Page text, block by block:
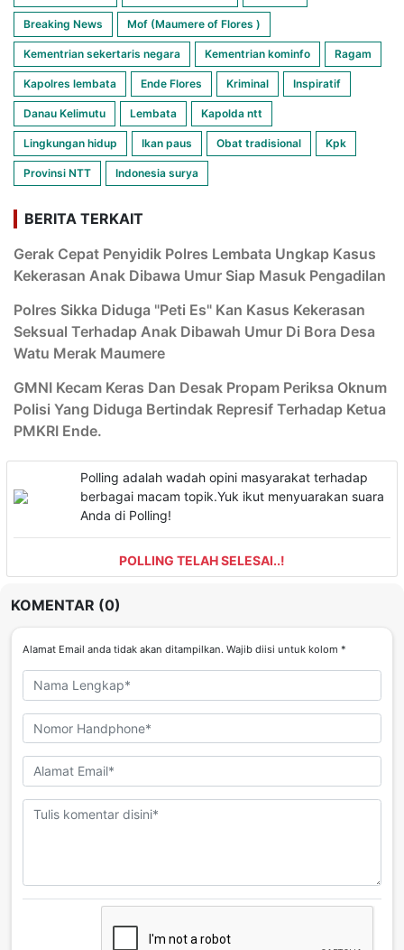
Breaking News Mof (Maumere of Flores )
Kementrian sekertaris negara Kementrian kominfo Ragam
Kapolres lembata Ende Flores Kriminal Inspiratif
Danau Kelimutu Lembata Kapolda ntt
Lingkungan hidup Ikan paus Obat tradisional Kpk
Provinsi NTT Indonesia surya
BERITA TERKAIT
Gerak Cepat Penyidik Polres Lembata Ungkap Kasus
Kekerasan Anak Dibawa Umur Siap Masuk Pengadilan
Polres Sikka Diduga "Peti Es" Kan Kasus Kekerasan
Seksual Terhadap Anak Dibawah Umur Di Bora Desa
Watu Merak Maumere
GMNI Kecam Keras Dan Desak Propam Periksa Oknum
Polisi Yang Diduga Bertindak Represif Terhadap Ketua
PMKRI Ende.
Polling adalah wadah opini masyarakat terhadap
berbagai macam topik.Yuk ikut menyuarakan suara
Anda di Polling!
POLLING TELAH SELESAI..!
KOMENTAR (0)
Alamat Email anda tidak akan ditampilkan. Wajib diisi untuk kolom *